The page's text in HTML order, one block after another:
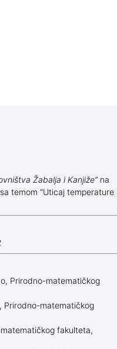
Žabalja i Kanjiže”na
temom “Uticaj temperature
Prirodno-matematičkog
Prirodno-matematičkog
fakulteta,